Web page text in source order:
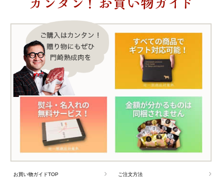
お買い物ガイドTOP ご注文方法